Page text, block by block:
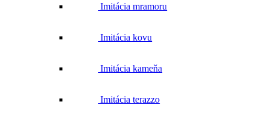
Imitácia mramoru
Imitácia kovu
Imitácia kameňa
Imitácia terazzo